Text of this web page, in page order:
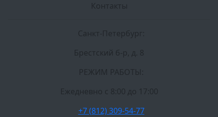
Контакты
Санкт-Петербург:
Брестский б-р, д. 8
РЕЖИМ РАБОТЫ:
Ежедневно c 8:00 до 17:00
+7 (812) 309-54-77